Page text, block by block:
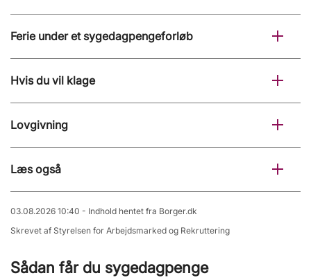
Ferie under et sygedagpengeforløb
Hvis du vil klage
Lovgivning
Læs også
03.08.2026 10:40 - Indhold hentet fra Borger.dk
Skrevet af Styrelsen for Arbejdsmarked og Rekruttering
Sådan får du sygedagpenge